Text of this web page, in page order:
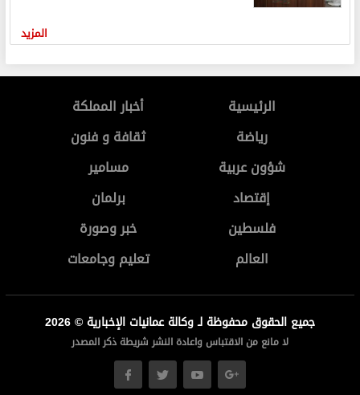
المزيد
الرئيسية
أخبار المملكة
رياضة
ثقافة و فنون
شؤون عربية
مسامير
إقتصاد
برلمان
فلسطين
خبر وصورة
العالم
تعليم وجامعات
جميع الحقوق محفوظة لـ وكالة عمانيات الإخبارية © 2026
لا مانع من الاقتباس واعادة النشر شريطة ذكر المصدر